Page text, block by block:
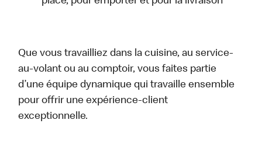
Que vous travailliez dans la cuisine, au service-
au-volant ou au comptoir, vous faites partie
d’une équipe dynamique qui travaille ensemble
pour offrir une expérience-client
exceptionnelle.